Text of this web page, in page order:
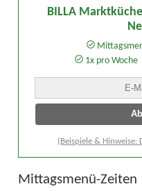
BILLA
1x pro Woche
(Beispiele & Hinweise:
Mittagsmenü-Zeiten